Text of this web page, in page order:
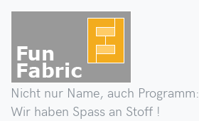
Nicht nur Name, auch Programm:
Wir haben Spass an Stoff !